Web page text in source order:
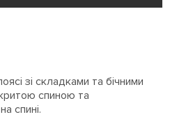
зі складками та бічними
спиною та
спині.